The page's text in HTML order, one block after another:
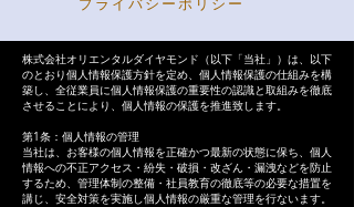
株式会社オリエンタルダイヤモンド（以下「当社」）は、以下
のとおり個人情報保護方針を定め、個人情報保護の仕組みを構
築し、全従業員に個人情報保護の重要性の認識と取組みを徹底
させることにより、個人情報の保護を推進致します。
第1条：個人情報の管理
当社は、お客様の個人情報を正確かつ最新の状態に保ち、個人
情報への不正アクセス・紛失・破損・改ざん・漏洩などを防止
するため、管理体制の整備・社員教育の徹底等の必要な措置を
講じ、安全対策を実施し個人情報の厳重な管理を行ないます。